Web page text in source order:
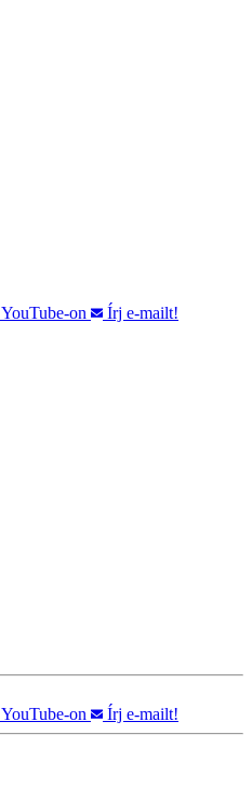
YouTube-on
Írj e-mailt!
YouTube-on Írj e-mailt!